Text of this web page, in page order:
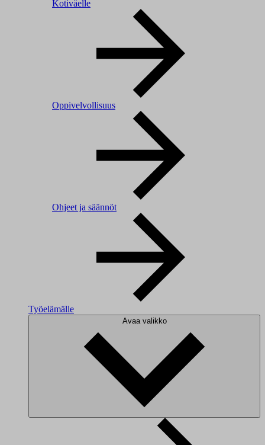
Kotiväelle
Oppivelvollisuus
Ohjeet ja säännöt
Työelämälle
Avaa valikko